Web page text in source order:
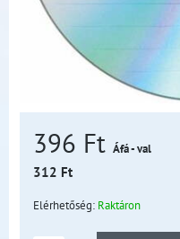
396 Ft Áfá - val
312 Ft
Elérhetőség: Raktáron